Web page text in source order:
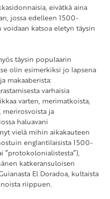
eivätkä aina
jossa edelleen 1500-
katsoa eletyn täysin
täysin populaarin
olin esimerkiksi jo lapsena
makaaberista:
varhaisia
varten, merimatkoista,
ja
haluavani
vielä mihin aikakauteen
englantilaisista 1500-
katkeransuloisen
El Doradoa, kultaista
riippuen.